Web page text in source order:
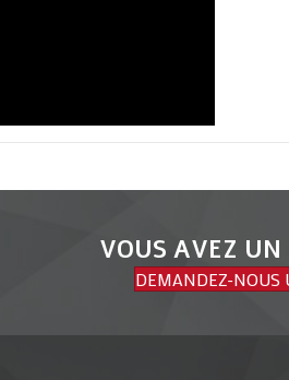
VOUS AVEZ UN
DEMANDEZ-NOUS